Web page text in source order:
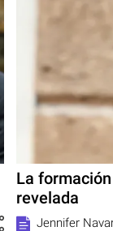
La
revelada
Jennifer